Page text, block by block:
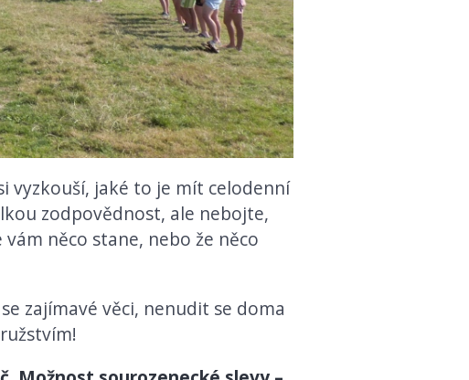
vyzkouší, jaké to je mít celodenní
zodpovědnost, ale nebojte,
něco stane, nebo že něco
zajímavé věci, nenudit se doma